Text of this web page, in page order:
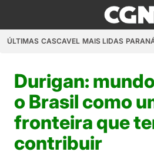
ÚLTIMAS CASCAVEL MAIS LIDAS
Durigan:
o Brasil como
fronteira que
contribuir